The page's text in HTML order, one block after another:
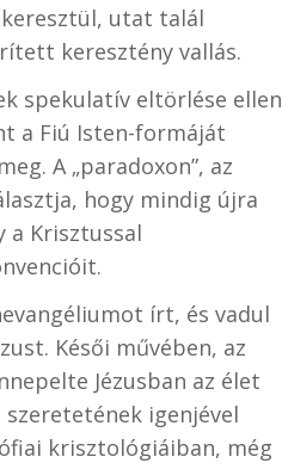
utat talál
keresztény vallás.
spekulatív eltörlése ellen
a Fiú Isten-formáját
A „paradoxon”, az
hogy mindig újra
a Krisztussal
írt, és vadul
Késői művében, az
Jézusban az élet
igenjével
krisztológiáiban, még